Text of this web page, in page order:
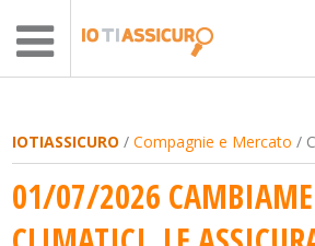
IOTIASSICURO /Compagnie e Mercato /
01/07/2026